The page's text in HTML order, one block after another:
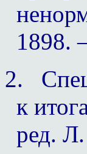
1898.
2.
к
ред.